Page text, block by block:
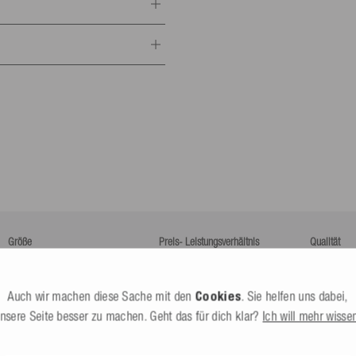
Dritte (nicht Befördernde)
Größe Preis- Leistungsverhältnis Qualität
Auch wir machen diese Sache mit den Cookies. Sie helfen uns dabei,
Seite besser zu machen. Geht das für dich klar? Ich will mehr